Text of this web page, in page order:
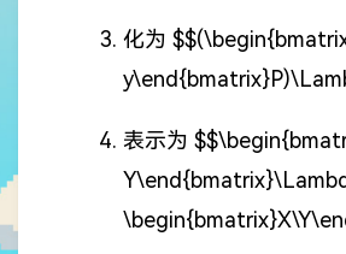
化为
表示为